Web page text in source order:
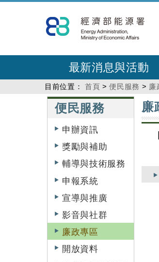
到
主
內
最新消息與活動
目前位置： 首頁 >便民服務 > 廉
便民服務
申辦資訊
獎勵與補助
輔導與技術服務
申報系統
宣導與推廣
影音與社群
廉政專區
開放資料
:::
廉